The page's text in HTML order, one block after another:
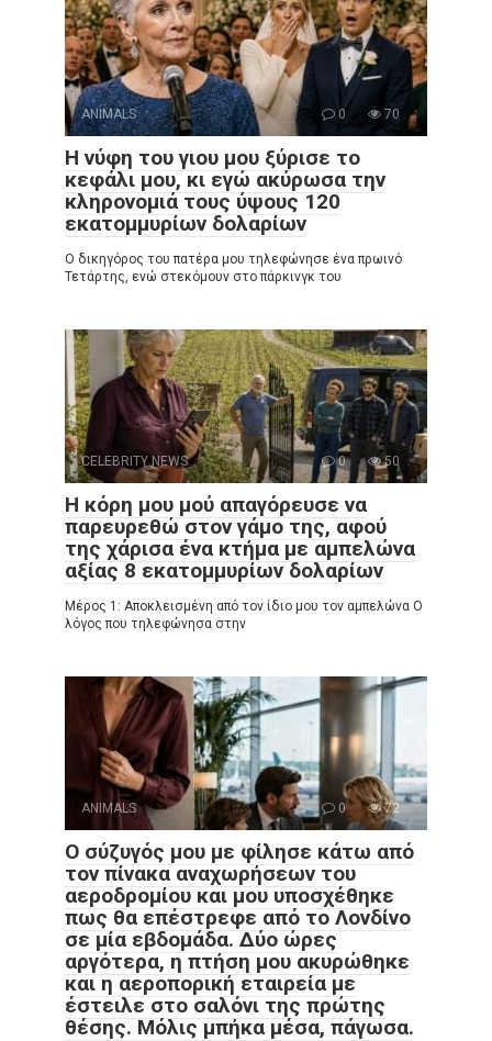
ANIMALS 0 70
Η νύφη του γιου μου ξύρισε το
κεφάλι μου, κι εγώ ακύρωσα την
κληρονομιά τους ύψους 120
εκατομμυρίων δολαρίων
Ο δικηγόρος του πατέρα μου τηλεφώνησε ένα πρωινό
Τετάρτης, ενώ στεκόμουν στο πάρκινγκ του
CELEBRITY NEWS 0 50
Η κόρη μου μού απαγόρευσε να
παρευρεθώ στον γάμο της, αφού
της χάρισα ένα κτήμα με αμπελώνα
αξίας 8 εκατομμυρίων δολαρίων
Μέρος 1: Αποκλεισμένη από τον ίδιο μου τον αμπελώνα Ο
λόγος που τηλεφώνησα στην
ANIMALS 0 72
Ο σύζυγός μου με φίλησε κάτω από
τον πίνακα αναχωρήσεων του
αεροδρομίου και μου υποσχέθηκε
πως θα επέστρεφε από το Λονδίνο
σε μία εβδομάδα. Δύο ώρες
αργότερα, η πτήση μου ακυρώθηκε
και η αεροπορική εταιρεία με
έστειλε στο σαλόνι της πρώτης
θέσης. Μόλις μπήκα μέσα, πάγωσα.